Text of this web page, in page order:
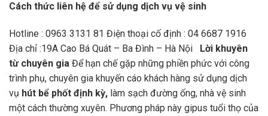
Cách thức liên hệ để sử dụng dịch vụ vệ sinh
Hotline : 0963 3131 81 Điện thoại cố định : 04 6687 1916
Địa chỉ :19A Cao Bá Quát – Ba Đình – Hà Nội
Lời khuyên
từ chuyên gia Để hạn chế gặp những phiền phức với công
trình phụ, chuyên gia khuyến cáo khách hàng sử dụng dịch
vụ hút bể phốt định kỳ, làm sạch đường ống, nhà vệ sinh
một cách thường xuyên. Phương pháp này gipus tuổi thọ của